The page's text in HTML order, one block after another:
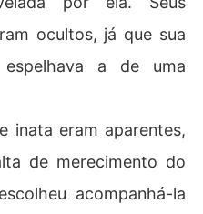
ocultos, já que sua
espelhava a de uma
inata eram aparentes,
de merecimento do
acompanhá-la